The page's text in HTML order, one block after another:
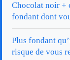
Chocolat noir +
fondant dont
Plus fondant
risque de vous